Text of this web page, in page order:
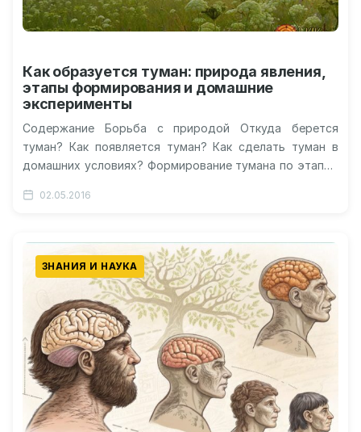
Как образуется туман: природа явления,
этапы формирования и домашние
эксперименты
Содержание Борьба с природой Откуда берется
туман? Как появляется туман? Как сделать туман в
домашних условиях? Формирование тумана по этапам
02.05.2016
ЗНАНИЯ И НАУКА